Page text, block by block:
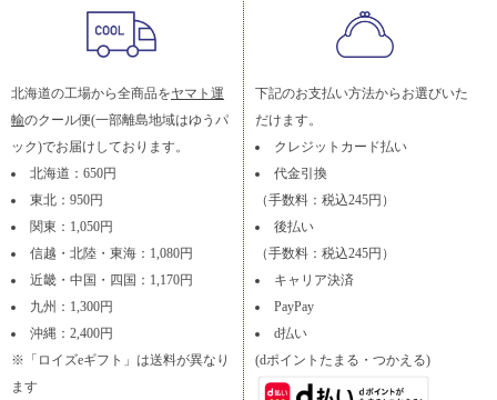
北海道の工場から全商品をヤマト運
輸のクール便(一部離島地域はゆうパ
ック)でお届けしております。
北海道：650円
東北：950円
関東：1,050円
信越・北陸・東海：1,080円
近畿・中国・四国：1,170円
九州：1,300円
沖縄：2,400円
※「ロイズeギフト」は送料が異なり
ます
下記のお支払い方法からお選びいた
だけます。
クレジットカード払い
代金引換
（手数料：税込245円）
後払い
（手数料：税込245円）
キャリア決済
PayPay
d払い
(dポイントたまる・つかえる)